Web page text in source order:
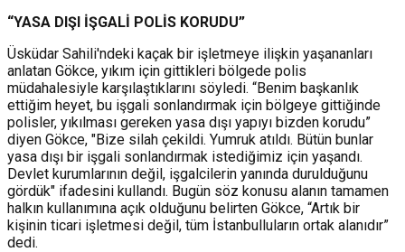
“YASA DIŞI İŞGALİ POLİS KORUDU”
Üsküdar Sahili'ndeki kaçak bir işletmeye ilişkin yaşananları
anlatan Gökce, yıkım için gittikleri bölgede polis
müdahalesiyle karşılaştıklarını söyledi. “Benim başkanlık
ettiğim heyet, bu işgali sonlandırmak için bölgeye gittiğinde
polisler, yıkılması gereken yasa dışı yapıyı bizden korudu”
diyen Gökce, "Bize silah çekildi. Yumruk atıldı. Bütün bunlar
yasa dışı bir işgali sonlandırmak istediğimiz için yaşandı.
Devlet kurumlarının değil, işgalcilerin yanında durulduğunu
gördük" ifadesini kullandı. Bugün söz konusu alanın tamamen
halkın kullanımına açık olduğunu belirten Gökce, “Artık bir
kişinin ticari işletmesi değil, tüm İstanbulluların ortak alanıdır”
dedi.